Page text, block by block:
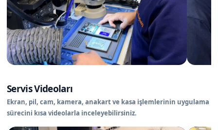
Servis Videoları
Ekran, pil, cam, kamera, anakart ve kasa işlemlerinin uygulama
sürecini kısa videolarla inceleyebilirsiniz.